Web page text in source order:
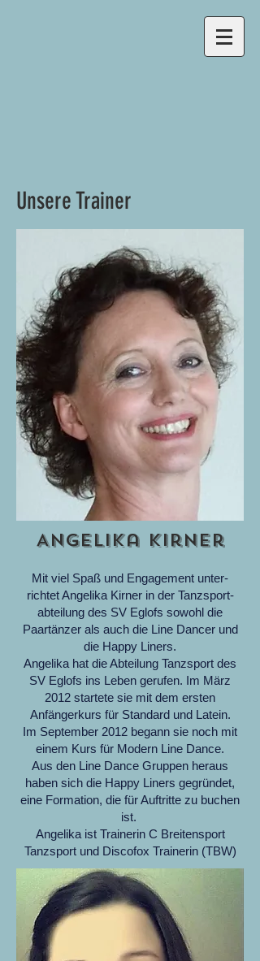
Unsere Trainer
Angelika Kirner
Mit viel Spaß und Engagement unter-
richtet Angelika Kirner in der Tanzsport-
abteilung des SV Eglofs sowohl die
Paartänzer als auch die Line Dancer und
die Happy Liners.
Angelika hat die Abteilung Tanzsport des
SV Eglofs ins Leben gerufen. Im März
2012 startete sie mit dem ersten
Anfängerkurs für Standard und Latein.
Im September 2012 begann sie noch mit
einem Kurs für Modern Line Dance.
Aus den Line Dance Gruppen heraus
haben sich die Happy Liners gegründet,
eine Formation, die für Auftritte zu buchen
ist.
Angelika ist Trainerin C Breitensport
Tanzsport und Discofox Trainerin (TBW)